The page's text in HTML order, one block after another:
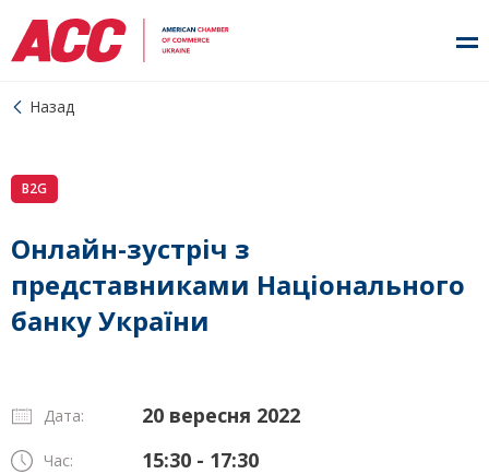
Назад
B2G
Онлайн-зустріч з
представниками Національного
банку України
Дата: 20 вересня 2022
Час: 15:30 - 17:30